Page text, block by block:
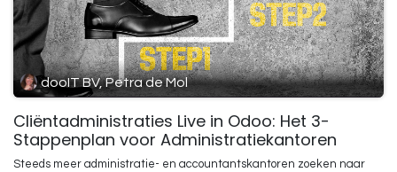
dooIT BV, Petra de Mol
Cliëntadministraties Live in Odoo: Het 3-
Stappenplan voor Administratiekantoren
Steeds meer administratie- en accountantskantoren zoeken naar